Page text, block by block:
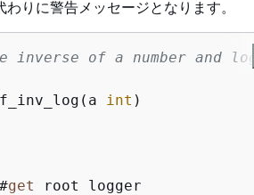
りに警告メッセージとなります。
of a number and log
int )
get
root logger